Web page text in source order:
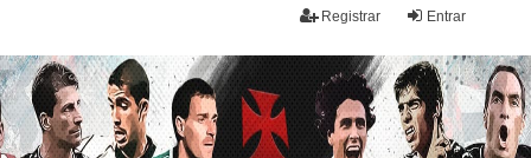
Entrar
Registrar